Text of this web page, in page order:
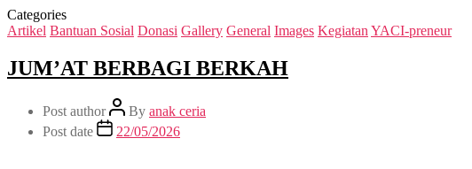
Categories
Artikel Bantuan Sosial Donasi Gallery General Images Kegiatan YACI-preneur
JUM’AT BERBAGI BERKAH
Post author By anak ceria
Post date
22/05/2026